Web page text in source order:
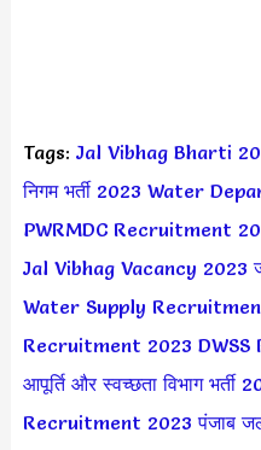
Tags: Jal Vibhag Bharti
निगम भर्ती 2023 Water
PWRMDC Recruitment
Jal Vibhag Vacancy 2023
Water Supply
Recruitment 2023
आपूर्ति और स्वच्छता विभाग भर्ती
Recruitment 2023पंजाब